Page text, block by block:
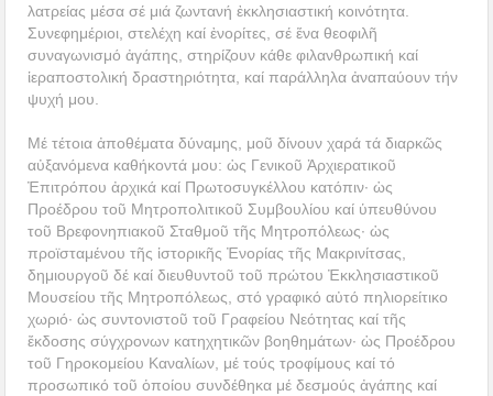
λατρείας μέσα σέ μιά ζωντανή ἐκκλησιαστική κοινότητα.
Συνεφημέριοι, στελέχη καί ἐνορίτες, σέ ἕνα θεοφιλῆ
συναγωνισμό ἀγάπης, στηρίζουν κάθε φιλανθρωπική καί
ἱεραποστολική δραστηριότητα, καί παράλληλα ἀναπαύουν τήν
ψυχή μου.
Μέ τέτοια ἀποθέματα δύναμης, μοῦ δίνουν χαρά τά διαρκῶς
αὐξανόμενα καθήκοντά μου: ὡς Γενικοῦ Ἀρχιερατικοῦ
Ἐπιτρόπου ἀρχικά καί Πρωτοσυγκέλλου κατόπιν· ὡς
Προέδρου τοῦ Μητροπολιτικοῦ Συμβουλίου καί ὑπευθύνου
τοῦ Βρεφονηπιακοῦ Σταθμοῦ τῆς Μητροπόλεως· ὡς
προϊσταμένου τῆς ἱστορικῆς Ἐνορίας τῆς Μακρινίτσας,
δημιουργοῦ δέ καί διευθυντοῦ τοῦ πρώτου Ἐκκλησιαστικοῦ
Μουσείου τῆς Μητροπόλεως, στό γραφικό αὐτό πηλιορείτικο
χωριό· ὡς συντονιστοῦ τοῦ Γραφείου Νεότητας καί τῆς
ἔκδοσης σύγχρονων κατηχητικῶν βοηθημάτων· ὡς Προέδρου
τοῦ Γηροκομείου Καναλίων, μέ τούς τροφίμους καί τό
προσωπικό τοῦ ὁποίου συνδέθηκα μέ δεσμούς ἀγάπης καί